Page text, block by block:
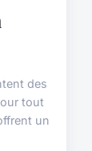
des
tout
un